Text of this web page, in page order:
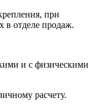
при
в отделе продаж.
и с физическими
расчету.